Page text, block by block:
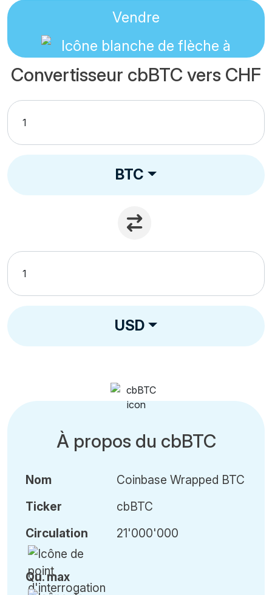
Vendre
Convertisseur cbBTC vers CHF
BTC
USD
À propos du cbBTC
Nom
Ticker
Circulation
Qu.max
Coinbase Wrapped BTC
cbBTC
21'000'000